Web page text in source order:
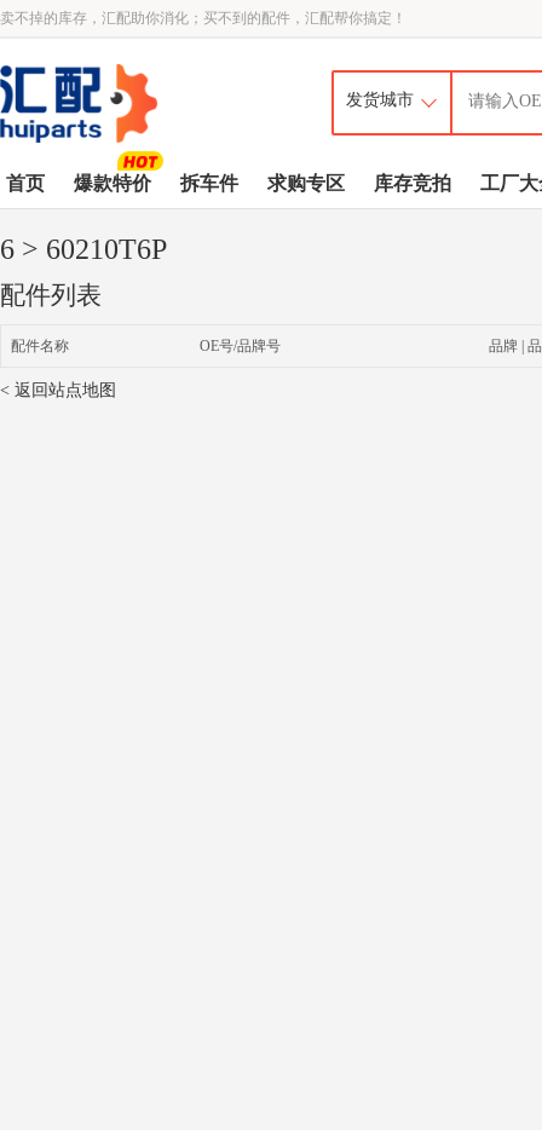
卖不掉的库存，汇配助你消化；买不到的配件，汇配帮你搞定！
首页 爆款特价 拆车件 求购专区 库存竞拍 工厂大
6 > 60210T6P
配件列表
配件名称 OE号/品牌号 品牌 |
< 返回站点地图